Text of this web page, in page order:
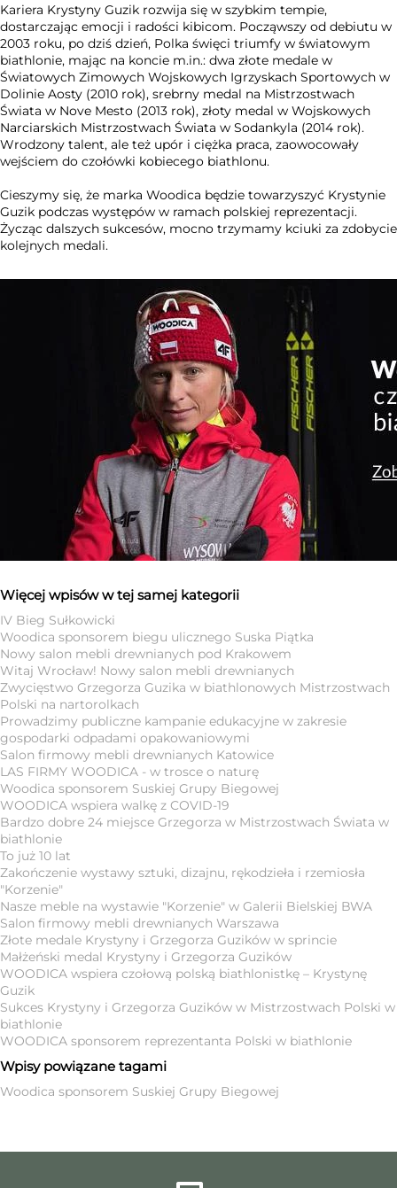
Kariera Krystyny Guzik rozwija się w szybkim tempie,
dostarczając emocji i radości kibicom. Począwszy od debiutu w
2003 roku, po dziś dzień, Polka święci triumfy w światowym
biathlonie, mając na koncie m.in.: dwa złote medale w
Światowych Zimowych Wojskowych Igrzyskach Sportowych w
Dolinie Aosty (2010 rok), srebrny medal na Mistrzostwach
Świata w Nove Mesto (2013 rok), złoty medal w Wojskowych
Narciarskich Mistrzostwach Świata w Sodankyla (2014 rok).
Wrodzony talent, ale też upór i ciężka praca, zaowocowały
wejściem do czołówki kobiecego biathlonu.
Cieszymy się, że marka Woodica będzie towarzyszyć Krystynie
Guzik podczas występów w ramach polskiej reprezentacji.
Życząc dalszych sukcesów, mocno trzymamy kciuki za zdobycie
kolejnych medali.
Więcej wpisów w tej samej kategorii
IV Bieg Sułkowicki
Woodica sponsorem biegu ulicznego Suska Piątka
Nowy salon mebli drewnianych pod Krakowem
Witaj Wrocław! Nowy salon mebli drewnianych
Zwycięstwo Grzegorza Guzika w biathlonowych Mistrzostwach
Polski na nartorolkach
Prowadzimy publiczne kampanie edukacyjne w zakresie
gospodarki odpadami opakowaniowymi
Salon firmowy mebli drewnianych Katowice
LAS FIRMY WOODICA - w trosce o naturę
Woodica sponsorem Suskiej Grupy Biegowej
WOODICA wspiera walkę z COVID-19
Bardzo dobre 24 miejsce Grzegorza w Mistrzostwach Świata w
biathlonie
To już 10 lat
Zakończenie wystawy sztuki, dizajnu, rękodzieła i rzemiosła
"Korzenie"
Nasze meble na wystawie "Korzenie" w Galerii Bielskiej BWA
Salon firmowy mebli drewnianych Warszawa
Złote medale Krystyny i Grzegorza Guzików w sprincie
Małżeński medal Krystyny i Grzegorza Guzików
WOODICA wspiera czołową polską biathlonistkę – Krystynę
Guzik
Sukces Krystyny i Grzegorza Guzików w Mistrzostwach Polski w
biathlonie
WOODICA sponsorem reprezentanta Polski w biathlonie
Wpisy powiązane tagami
Woodica sponsorem Suskiej Grupy Biegowej